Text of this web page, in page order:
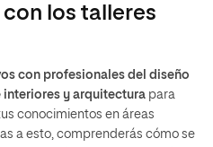
los talleres
con profesionales del diseño
y arquitectura para
conocimientos en áreas
a esto, comprenderás cómo se